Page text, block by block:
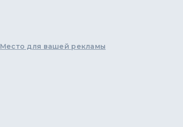
Место для вашей рекламы